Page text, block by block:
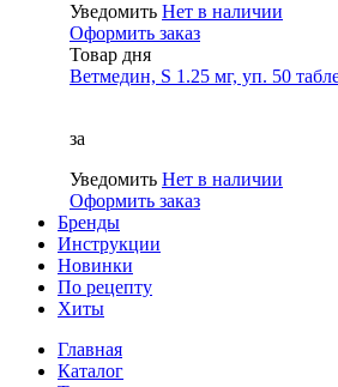
Уведомить Нет в наличии
Оформить заказ
Товар дня
Ветмедин, S 1.25 мг, уп. 50
за
Уведомить Нет в наличии
Оформить заказ
Бренды
Инструкции
Новинки
По рецепту
Хиты
Главная
Каталог